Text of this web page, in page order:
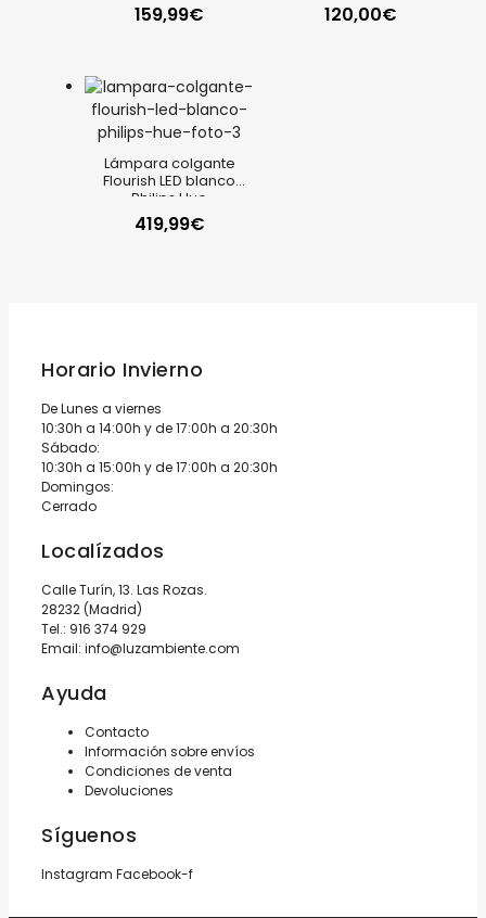
159,99€ 120,00€
Lámpara colgante
Flourish LED blanco
Philips Hue
419,99€
Horario Invierno
De Lunes a viernes
10:30h a 14:00h y de 17:00h a 20:30h
Sábado:
10:30h a 15:00h y de 17:00h a 20:30h
Domingos:
Cerrado
Localízados
Calle Turín, 13. Las Rozas.
28232 (Madrid)
Tel.: 916 374 929
Email: info@luzambiente.com
Ayuda
Contacto
Información sobre envíos
Condiciones de venta
Devoluciones
Síguenos
Instagram Facebook-f